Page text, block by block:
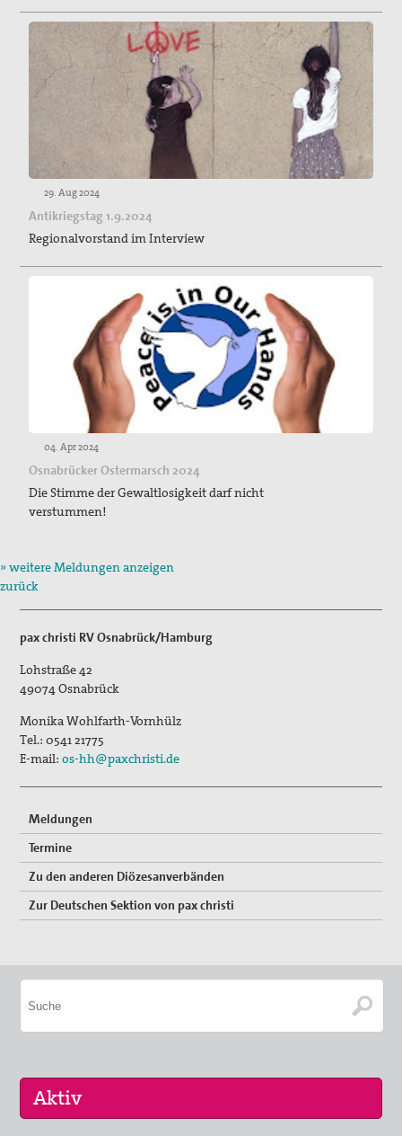
29. Aug 2024
Antikriegstag 1.9.2024
Regionalvorstand im Interview
04. Apr 2024
Osnabrücker Ostermarsch 2024
Die Stimme der Gewaltlosigkeit darf nicht
verstummen!
» weitere Meldungen anzeigen
zurück
pax christi RV Osnabrück/Hamburg
Lohstraße 42
49074Osnabrück
Monika Wohlfarth-Vornhülz
Tel.:0541 21775
E-mail:os-hh@paxchristi.de
Meldungen
Termine
Zu den anderen Diözesanverbänden
Zur Deutschen Sektion von pax christi